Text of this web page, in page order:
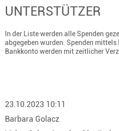
UNTERSTÜTZER
In der Liste werden alle Spenden
abgegeben wurden. Spenden
Bankkonto werden mit zeitlicher
23.10.2023 10:11
Barbara Golacz